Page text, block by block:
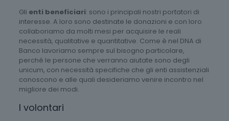
Gli enti beneficiari: sono i principali nostri portatori di
interesse. A loro sono destinate le donazioni e con loro
collaboriamo da molti mesi per acquisire le reali
necessità, qualitative e quantitative. Come è nel DNA di
Banco lavoriamo sempre sul bisogno particolare,
perché le persone che verranno aiutate sono degli
unicum, con necessità specifiche che gli enti assistenziali
conoscono e alle quali desideriamo venire incontro nel
migliore dei modi.
I volontari